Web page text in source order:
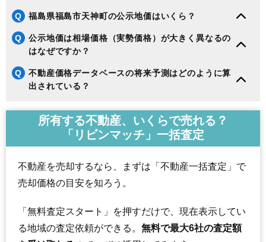
Q 福島県福島市天神町の公示地価はいくら？
Q
公示地価は相場価格（実勢価格）が大きく異なるの
はなぜですか？
Q
不動産価格データベースの将来予測はどのように算
出されている？
所有する不動産、いくらで売れる？
「リビンマッチ」一括査定
不動産を売却するなら、まずは「不動産一括査定」で
売却価格の目安を知ろう。
「無料査定スタート」を押すだけで、現在表示してい
る地域の査定依頼ができる。 無料で最大6社の査定額